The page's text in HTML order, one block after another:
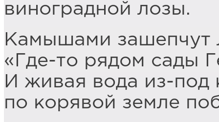
виноградной лозы.
Камышами зашепчут
«Где-то рядом сады
И живая вода из-под
по корявой земле